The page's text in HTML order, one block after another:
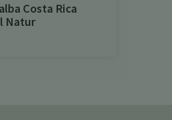
Costa Rica
Natur